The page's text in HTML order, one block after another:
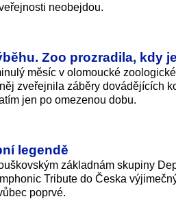
neobejdou.
Zoo prozradila, kdy
měsíc v olomoucké
zveřejnila záběry dovádějících
jen po omezenou dobu.
legendě
základnám skupiny
Tribute do Česka
poprvé.